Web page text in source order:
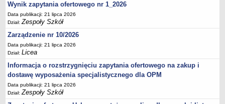
Wynik zapytania ofertowego nr 1_2026
Data publikacji: 21 lipca 2026
Dział:Zespoły Szkół
Zarządzenie nr 10/2026
Data publikacji: 21 lipca 2026
Dział:Licea
Informacja o rozstrzygnięciu zapytania ofertowego na zakup i
dostawę wyposażenia specjalistycznego dla OPM
Data publikacji: 21 lipca 2026
Dział:Zespoły Szkół